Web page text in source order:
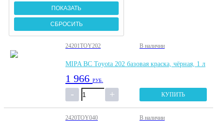
24201TOY202 В наличии
MIPA BC Toyota 202 базовая краска, чёрная, 1 л
1 966 РУБ.
КУПИТЬ
2420TOY040 В наличии